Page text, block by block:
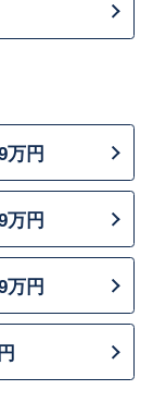
万円
万円
万円